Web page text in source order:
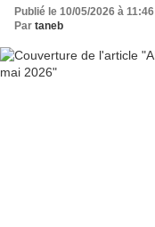
Publié le 10/05/2026 à 11:46
Par taneb